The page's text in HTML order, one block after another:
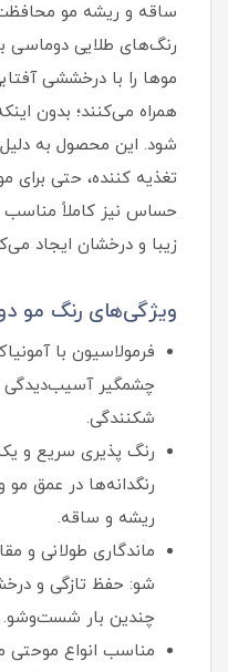
ساقه و ریشه مو
رنگ‌های طلایی دوماسی
موها را با درخششی
همراه می‌کنند؛ بدون
شود. این محصول به
تغذیه‌ کننده، حتی
حساس نیز کاملاً
زیبا و درخشان ایجاد
ویژگی‌های رنگ مو
فرمولاسیون با
چشمگیر آسیب‌دیدگی
شکنندگی.
رنگ‌ پذیری سریع و
رنگدانه‌ها در عمق مو
ریشه و ساقه.
ماندگاری طولانی و
شو: حفظ تازگی و
چندین بار شست‌وشو.
مناسب انواع موحتی